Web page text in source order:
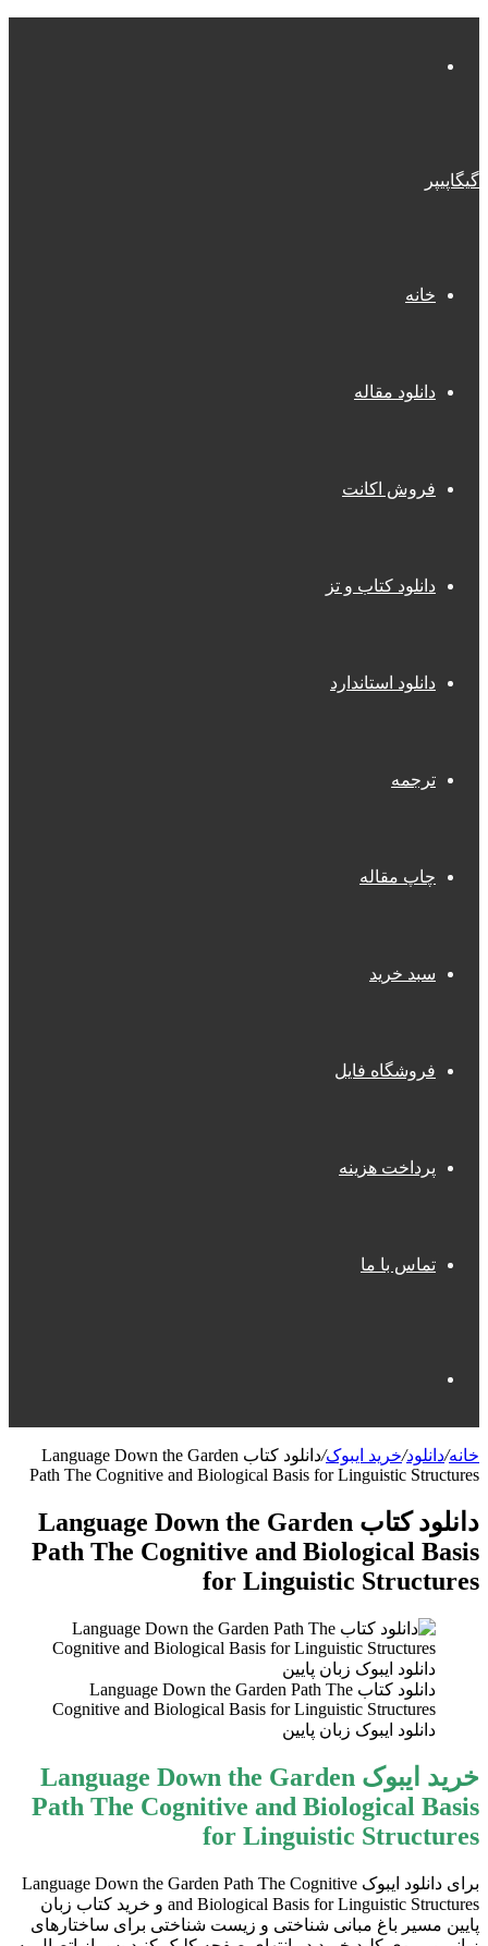
گیگاپیپر
خانه
دانلود مقاله
فروش اکانت
دانلود کتاب و تز
دانلود استاندارد
ترجمه
چاپ مقاله
سبد خرید
فروشگاه فایل
پرداخت هزینه
تماس با ما
برای
خانه/دانلود/خرید ایبوک/
دانلود کتاب Language Down the Garden
Path The Cognitive and Biological Basis for Linguistic Structures
دانلود کتاب Language Down the Garden
Path The Cognitive and Biological Basis
for Linguistic Structures
دانلود کتاب Language Down the Garden Path The
Cognitive and Biological Basis for Linguistic Structures
دانلود ایبوک زبان پایین
خرید ایبوک Language Down the Garden
Path The Cognitive and Biological Basis
for Linguistic Structures
برای دانلود ایبوک Language Down the Garden Path The Cognitive
and Biological Basis for Linguistic Structures و خرید کتاب زبان
پایین مسیر باغ مبانی شناختی و زیست شناختی برای ساختارهای